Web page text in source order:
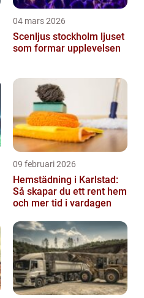
04 mars 2026
Scenljus stockholm ljuset
som formar upplevelsen
09 februari 2026
Hemstädning i Karlstad:
Så skapar du ett rent hem
och mer tid i vardagen